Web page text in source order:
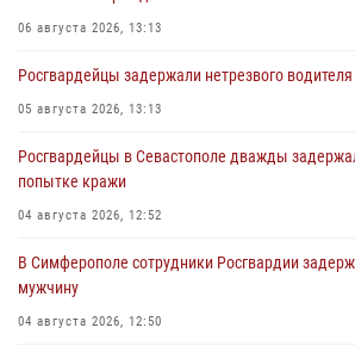
06 августа 2026, 13:13
Росгвардейцы задержали нетрезвого
05 августа 2026, 13:13
Росгвардейцы в Севастополе дважды
попытке кражи
04 августа 2026, 12:52
В Симферополе сотрудники Росгвардии
мужчину
04 августа 2026, 12:50